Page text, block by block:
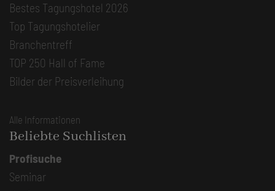
Bestes Tagungshotel 2026
Top Tagungshotelier
Branchentreff
TOP 250 Hall of Fame
Bilder der Preisverleihung
Alle Informationen
Beliebte Suchlisten
Profisuche
Seminar